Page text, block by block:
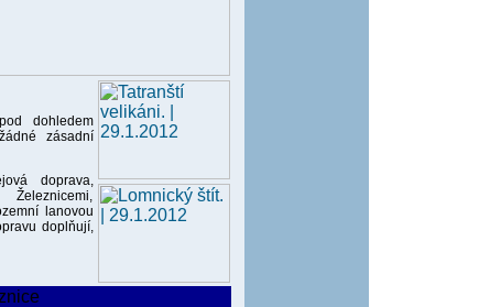
dohledem
zásadní
doprava,
lanovou
doplňují,